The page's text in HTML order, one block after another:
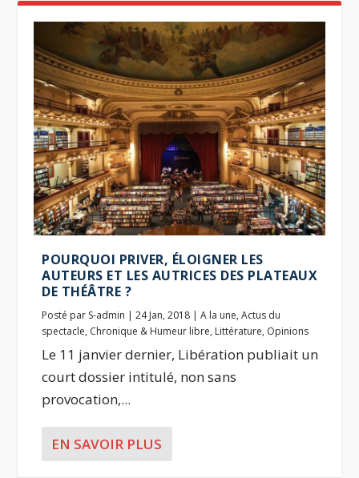
POURQUOI PRIVER, ÉLOIGNER LES
AUTEURS ET LES AUTRICES DES PLATEAUX
DE THÉÂTRE ?
Posté par S-admin |24 Jan, 2018 |A la une,Actus du
spectacle, Chronique & Humeur libre, Littérature, Opinions
Le 11 janvier dernier, Libération publiait un
court dossier intitulé, non sans
provocation,...
EN SAVOIR PLUS